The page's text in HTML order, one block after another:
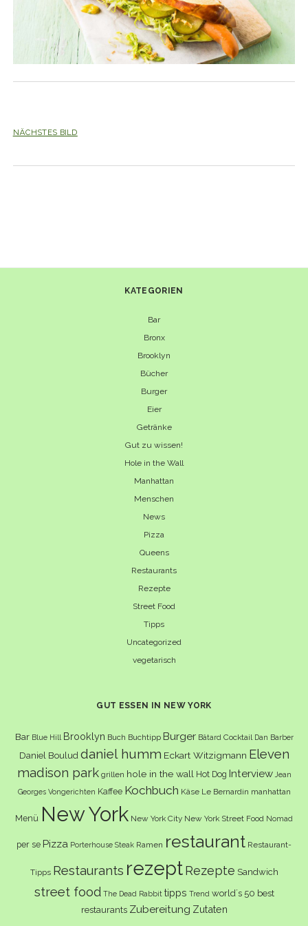
NÄCHSTES BILD
KATEGORIEN
Bar
Bronx
Brooklyn
Bücher
Burger
Eier
Getränke
Gut zu wissen!
Hole in the Wall
Manhattan
Menschen
News
Pizza
Queens
Restaurants
Rezepte
Street Food
Tipps
Uncategorized
vegetarisch
GUT ESSEN IN NEW YORK
Bar Blue Hill Brooklyn Buch Buchtipp Burger Bâtard Cocktail Dan Barber
Daniel Boulud daniel humm Eckart Witzigmann Eleven
madison park grillen hole in the wall Hot Dog Interview Jean
Georges Vongerichten Kaffee Kochbuch Käse Le Bernardin manhattan
Menü New York New York City New York Street Food Nomad
per se Pizza Porterhouse Steak Ramen restaurant Restaurant-
Tipps Restaurants rezept Rezepte Sandwich
street food The Dead Rabbit tipps Trend world´s 50 best
restaurants Zubereitung Zutaten